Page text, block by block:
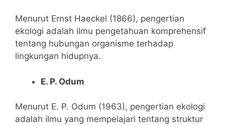
Menurut Ernst Haeckel (1866), pengertian
ekologi adalah ilmu pengetahuan komprehensif
tentang hubungan organisme terhadap
lingkungan hidupnya.
E. P. Odum
Menurut E. P. Odum (1963), pengertian ekologi
adalah ilmu yang mempelajari tentang struktur